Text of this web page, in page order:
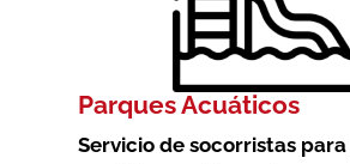
Parques Acuáticos
Servicio de socorristas